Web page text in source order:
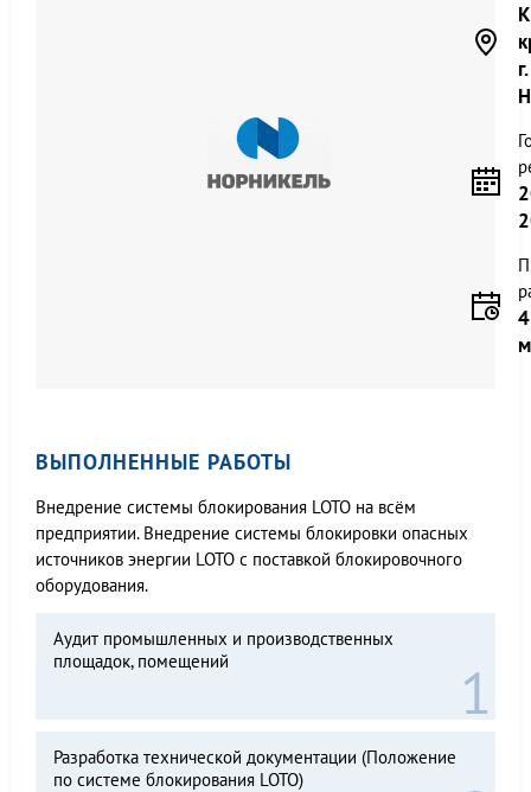
г.
ВЫПОЛНЕННЫЕ РАБОТЫ
Внедрение системы блокирования LOTO на всём
предприятии. Внедрение системы блокировки опасных
источников энергии LOTO с поставкой блокировочного
оборудования.
Аудит промышленных и производственных
площадок, помещений
Разработка технической документации (Положение
по системе блокирования LOTO)